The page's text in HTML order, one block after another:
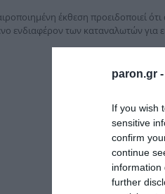
paron.gr -
If you wish
sensitive
confirm
continue
information
further
έκθεση προειδοποιεί
ενδιαφέρον των καταναλωτών για